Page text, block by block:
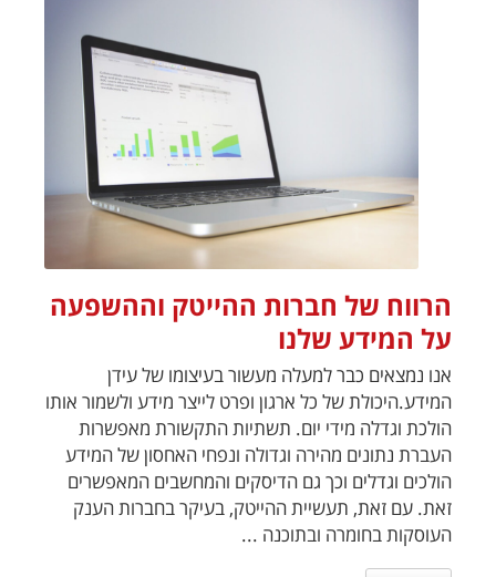
הרווח של חברות ההייטק וההשפעה
על המידע שלנו
אנו נמצאים כבר למעלה מעשור בעיצומו של עידן
המידע.היכולת של כל ארגון ופרט לייצר מידע ולשמור אותו
הולכת וגדלה מידי יום. תשתיות התקשורת מאפשרות
העברת נתונים מהירה וגדולה ונפחי האחסון של המידע
הולכים וגדלים וכך גם הדיסקים והמחשבים המאפשרים
זאת. עם זאת, תעשיית ההייטק, בעיקר בחברות הענק
העוסקות בחומרה ובתוכנה ...